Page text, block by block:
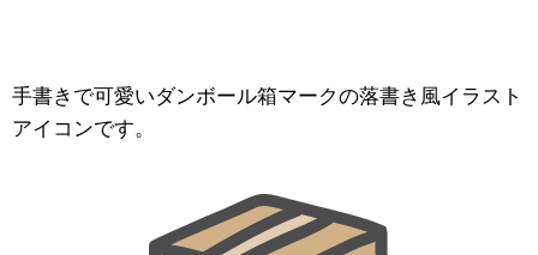
手書きで可愛いダンボール箱マークの落書き風イラスト
アイコンです。